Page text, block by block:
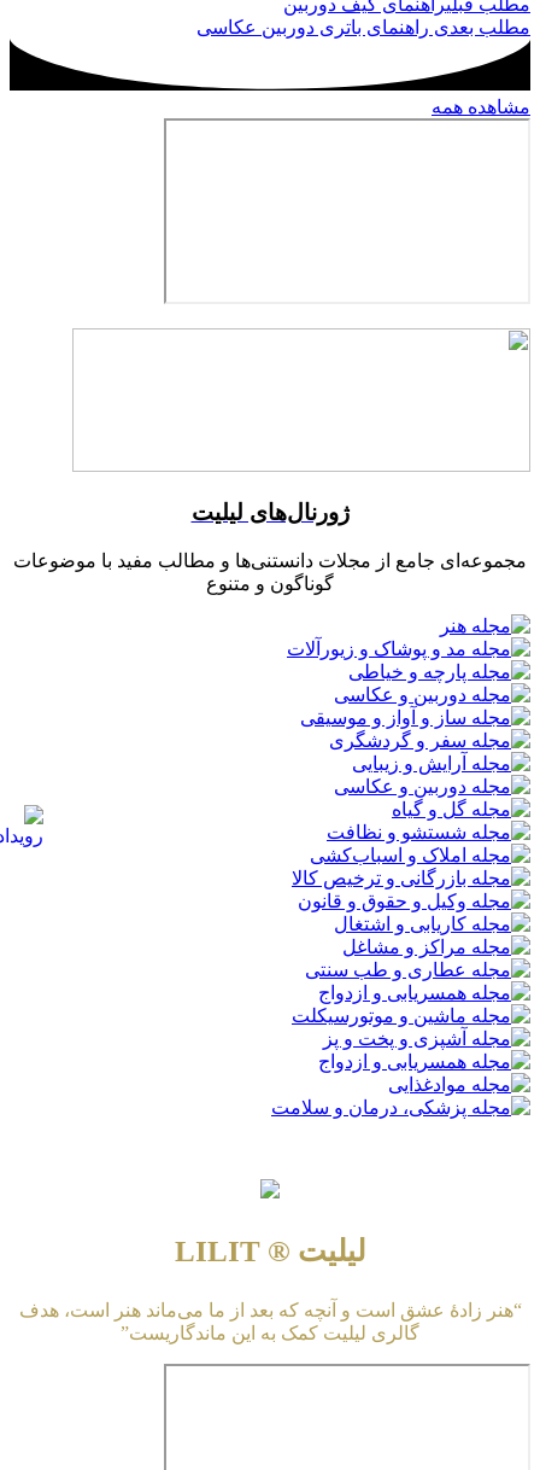
مطلب قبلیراهنمای کیف دوربین
مطلب بعدی راهنمای باتری دوربین عکاسی
مشاهده همه
ژورنال‌های لیلیت
مجموعه‌ای جامع از مجلات دانستنی‌ها و مطالب مفید با موضوعات
گوناگون و متنوع
لیلیت ® LILIT
“هنر زادهٔ عشق است و آنچه که بعد از ما می‌ماند هنر است، هدف
گالری لیلیت کمک به این ماندگاریست”